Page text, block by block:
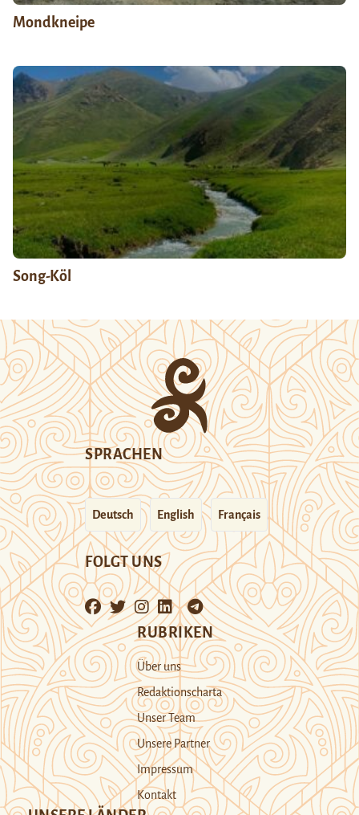
Mondkneipe
Song-Köl
SPRACHEN
Deutsch English Français
FOLGT UNS
RUBRIKEN
Über uns
Redaktionscharta
Unser Team
Unsere Partner
Impressum
Kontakt